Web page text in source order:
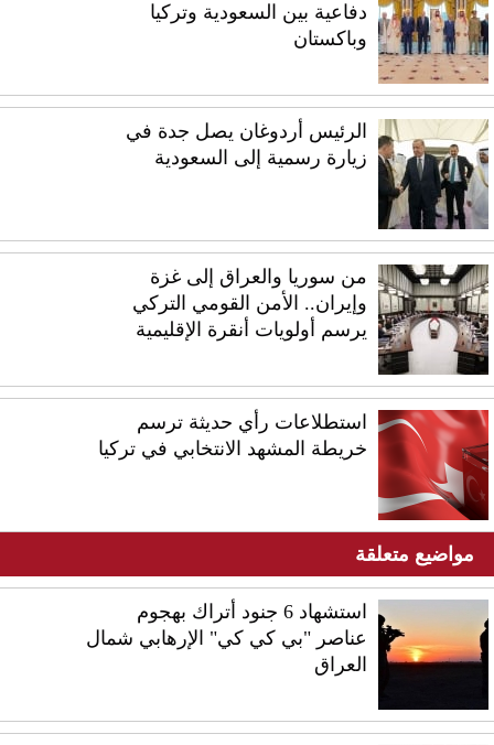
دفاعية بين السعودية وتركيا
وباكستان
الرئيس أردوغان يصل جدة في
زيارة رسمية إلى السعودية
من سوريا والعراق إلى غزة
وإيران.. الأمن القومي التركي
يرسم أولويات أنقرة الإقليمية
استطلاعات رأي حديثة ترسم
خريطة المشهد الانتخابي في تركيا
مواضيع متعلقة
استشهاد 6 جنود أتراك بهجوم
عناصر "بي كي كي" الإرهابي شمال
العراق